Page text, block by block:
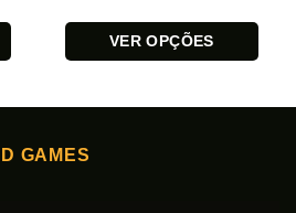
VER OPÇÕES
variantes.
GAMES